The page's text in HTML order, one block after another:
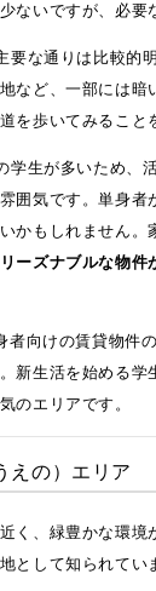
ないですが、必要
要な通りは比較的
など、一部には暗
を歩いてみること
学生が多いため、
囲気です。単身者
かもしれません。
ーズナブルな物件
者向けの賃貸物件
新生活を始める学
のエリアです。
えの）エリア
く、緑豊かな環境
として知られてい